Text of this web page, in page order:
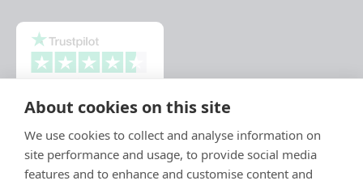
About cookies on this site
We use cookies to collect and analyse information on
site performance and usage, to provide social media
features and to enhance and customise content and